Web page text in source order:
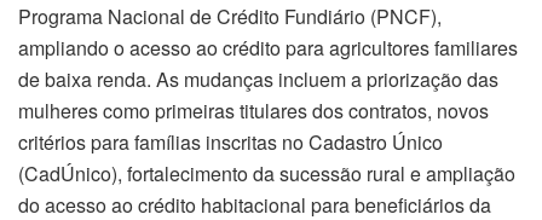
Programa Nacional de Crédito Fundiário (PNCF),
ampliando o acesso ao crédito para agricultores familiares
de baixa renda. As mudanças incluem a priorização das
mulheres como primeiras titulares dos contratos, novos
critérios para famílias inscritas no Cadastro Único
(CadÚnico), fortalecimento da sucessão rural e ampliação
do acesso ao crédito habitacional para beneficiários da